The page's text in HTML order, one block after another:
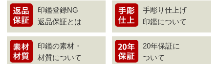
印鑑登録NG
返品保証とは
手彫り仕上げ
印鑑について
印鑑の素材・
材質について
20年保証に
ついて